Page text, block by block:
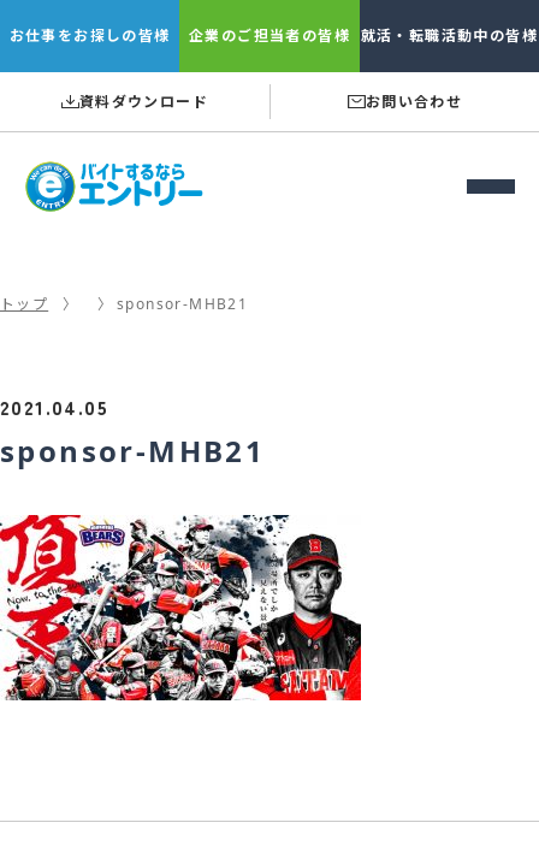
お仕事をお探しの皆様 企業のご担当者の皆様 就活・転職活動中の皆様
資料ダウンロード お問い合わせ
トップ sponsor-MHB21
2021.04.05
sponsor-MHB21